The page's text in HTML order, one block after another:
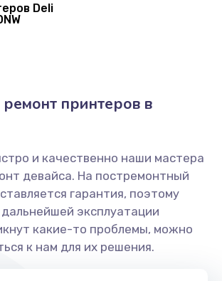
Deli
принтеров в
и качественно наши мастера
девайса. На постремонтный
гарантия, поэтому
эксплуатации
какие-то проблемы, можно
к нам для их решения.